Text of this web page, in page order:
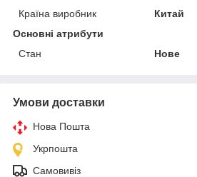
Країна виробник
Китай
Основні атрибути
Стан
Нове
Умови доставки
Нова Пошта
Укрпошта
Самовивіз